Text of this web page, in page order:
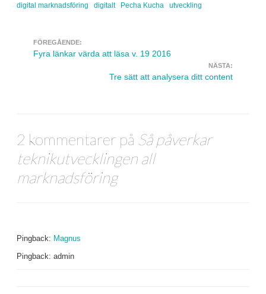
digital marknadsföring
digitalt Pecha Kucha utveckling
Navigera inlägg
FÖREGÅENDE:
Fyra länkar värda att läsa v. 19 2016
NÄSTA:
Tre sätt att analysera ditt content
2 kommentarer på Så påverkar
teknikutvecklingen all
marknadsföring
Pingback: Magnus
Pingback: admin